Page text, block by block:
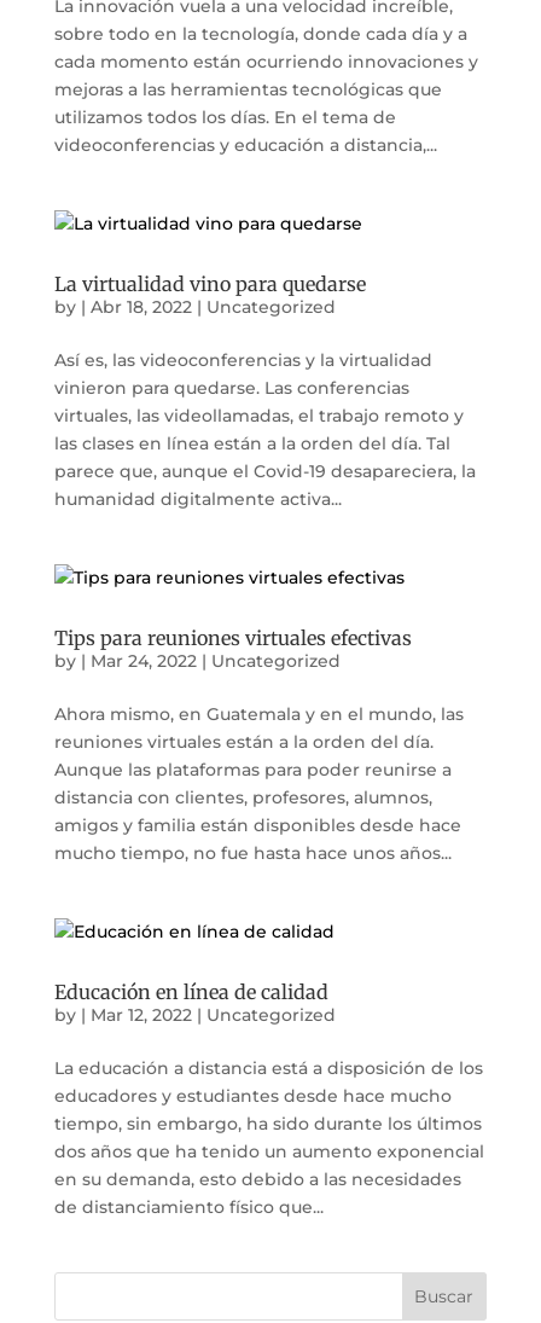
La innovación vuela a una velocidad increíble,
sobre todo en la tecnología, donde cada día y a
cada momento están ocurriendo innovaciones y
mejoras a las herramientas tecnológicas que
utilizamos todos los días. En el tema de
videoconferencias y educación a distancia,...
La virtualidad vino para quedarse
by | Abr 18, 2022| Uncategorized
Así es, las videoconferencias y la virtualidad
vinieron para quedarse. Las conferencias
virtuales, las videollamadas, el trabajo remoto y
las clases en línea están a la orden del día. Tal
parece que, aunque el Covid-19 desapareciera, la
humanidad digitalmente activa...
Tips para reuniones virtuales efectivas
by | Mar 24, 2022| Uncategorized
Ahora mismo, en Guatemala y en el mundo, las
reuniones virtuales están a la orden del día.
Aunque las plataformas para poder reunirse a
distancia con clientes, profesores, alumnos,
amigos y familia están disponibles desde hace
mucho tiempo, no fue hasta hace unos años...
Educación en línea de calidad
by | Mar 12, 2022| Uncategorized
La educación a distancia está a disposición de los
educadores y estudiantes desde hace mucho
tiempo, sin embargo, ha sido durante los últimos
dos años que ha tenido un aumento exponencial
en su demanda, esto debido a las necesidades
de distanciamiento físico que...